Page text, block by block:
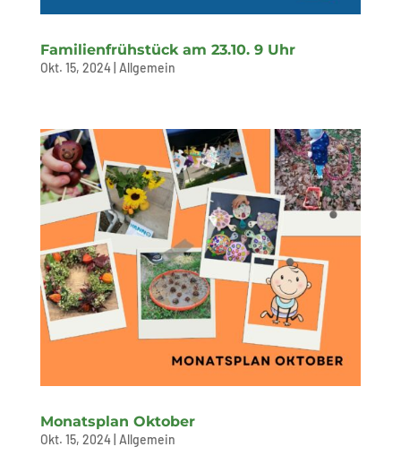
Familienfrühstück am 23.10. 9 Uhr
Okt. 15, 2024| Allgemein
Monatsplan Oktober
Okt. 15, 2024| Allgemein